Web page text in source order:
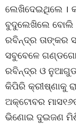
ଲେଖିଦେଇଥିଲେ ।
ବୁଦୁଲେଖିଲେ ବୋଲି
ରବିନ୍ଦ୍ର ତାଙ୍କର
ସବୁବେଳେ
ରବିନ୍ଦ୍ର ଓ
କିପିରି କ୍ରୀଷ୍ଣାକୁ
ଅକ୍ଟୋବର
ଭିଣୋଇ ଦୁଇଜଣ ମିଶି